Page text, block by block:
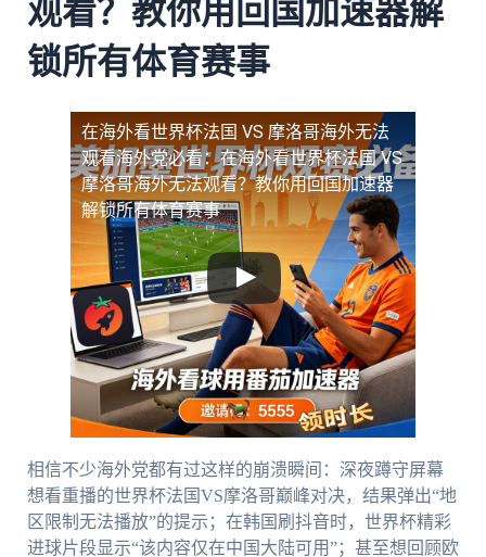
观看？教你用回国加速器解
锁所有体育赛事
在海外看世界杯法国 VS 摩洛哥海外无法
观看海外党必看：在海外看世界杯法国 VS
摩洛哥海外无法观看？教你用回国加速器
解锁所有体育赛事
相信不少海外党都有过这样的崩溃瞬间：深夜蹲守屏幕
想看重播的世界杯法国VS摩洛哥巅峰对决，结果弹出“地
区限制无法播放”的提示；在韩国刷抖音时，世界杯精彩
进球片段显示“该内容仅在中国大陆可用”；甚至想回顾欧